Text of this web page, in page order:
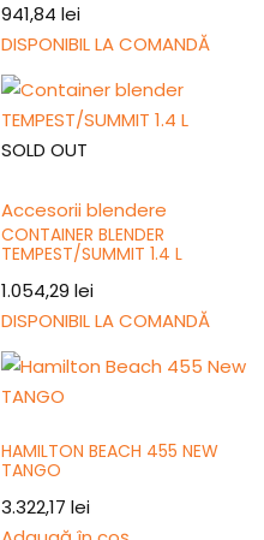
941,84 lei
DISPONIBIL LA COMANDĂ
SOLD OUT
Accesorii blendere
CONTAINER BLENDER
TEMPEST/SUMMIT 1.4 L
1.054,29 lei
DISPONIBIL LA COMANDĂ
HAMILTON BEACH 455 NEW
TANGO
3.322,17 lei